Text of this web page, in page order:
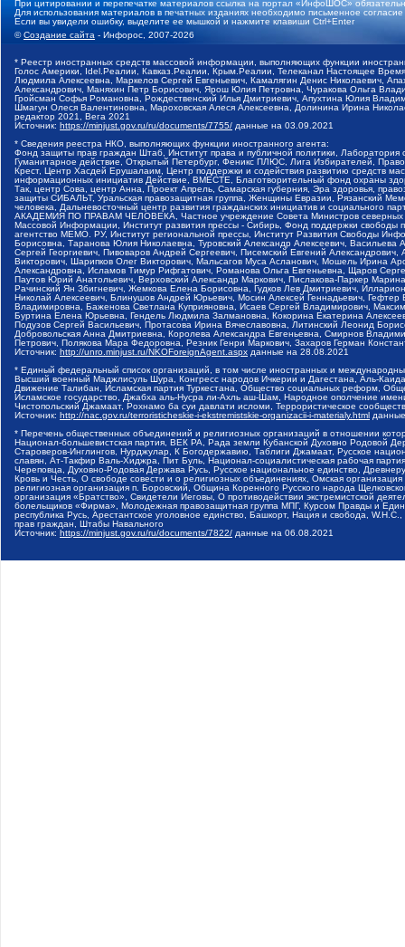
При цитировании и перепечатке материалов ссылка на портал «ИнфоШОС»
Для использования материалов в печатных изданиях необходимо письменное
Если вы увидели ошибку, выделите ее мышкой и нажмите клавиши Ctrl+Enter
©Создание сайта - Инфорос, 2007-2026
* Реестр иностранных средств массовой информации, выполняющих функции
Голос Америки, Idel.Реалии, Кавказ.Реалии, Крым.Реалии, Телеканал Настоящее
Людмила Алексеевна, Маркелов Сергей Евгеньевич, Камалягин Денис Николаевич,
Александрович, Маняхин Петр Борисович, Ярош Юлия Петровна, Чуракова Ольга
Гройсман Софья Романовна, Рождественский Илья Дмитриевич, Апухтина Юлия
Шмагун Олеся Валентиновна, Мароховская Алеся Алексеевна, Долинина Ирина
редактор 2021, Вега 2021
Источник: https://minjust.gov.ru/ru/documents/7755/ данные на 03.09.2021
* Сведения реестра НКО, выполняющих функции иностранного агента:
Фонд защиты прав граждан Штаб, Институт права и публичной политики,
Гуманитарное действие, Открытый Петербург, Феникс ПЛЮС, Лига Избирателей,
Крест, Центр Хасдей Ерушалаим, Центр поддержки и содействия развитию средств
информационных инициатив Действие, ВМЕСТЕ, Благотворительный фонд охраны
Так, центр Сова, центр Анна, Проект Апрель, Самарская губерния, Эра здоровья,
защиты СИБАЛЬТ, Уральская правозащитная группа, Женщины Евразии, Рязанский
человека, Дальневосточный центр развития гражданских инициатив и социального
АКАДЕМИЯ ПО ПРАВАМ ЧЕЛОВЕКА, Частное учреждение Совета Министров северных
Массовой Информации, Институт развития прессы - Сибирь, Фонд поддержки
агентство МЕМО. РУ, Институт региональной прессы, Институт Развития Свободы
Борисовна, Таранова Юлия Николаевна, Туровский Александр Алексеевич,
Сергей Георгиевич, Пивоваров Андрей Сергеевич, Писемский Евгений
Викторович, Шарипков Олег Викторович, Мальсагов Муса Асланович, Мошель Ирина
Александровна, Исламов Тимур Рифгатович, Романова Ольга Евгеньевна, Щаров
Паутов Юрий Анатольевич, Верховский Александр Маркович, Пислакова-Паркер
Рачинский Ян Збигневич, Жемкова Елена Борисовна, Гудков Лев Дмитриевич,
Николай Алексеевич, Блинушов Андрей Юрьевич, Мосин Алексей Геннадьевич,
Владимировна, Баженова Светлана Куприяновна, Исаев Сергей Владимирович,
Буртина Елена Юрьевна, Гендель Людмила Залмановна, Кокорина Екатерина
Подузов Сергей Васильевич, Протасова Ирина Вячеславовна, Литинский Леонид
Добровольская Анна Дмитриевна, Королева Александра Евгеньевна, Смирнов
Петрович, Полякова Мара Федоровна, Резник Генри Маркович, Захаров Герман
Источник: http://unro.minjust.ru/NKOForeignAgent.aspx данные на 28.08.2021
* Единый федеральный список организаций, в том числе иностранных и
Высший военный Маджлисуль Шура, Конгресс народов Ичкерии и Дагестана, Аль-
Движение Талибан, Исламская партия Туркестана, Общество социальных реформ,
Исламское государство, Джабха аль-Нусра ли-Ахль аш-Шам, Народное ополчение
Чистопольский Джамаат, Рохнамо ба суи давлати исломи, Террористическое
Источник: http://nac.gov.ru/terroristicheskie-i-ekstremistskie-organizacii-i-materialy.html
* Перечень общественных объединений и религиозных организаций в отношении
Национал-большевистская партия, ВЕК РА, Рада земли Кубанской Духовно Родовой
Староверов-Инглингов, Нурджулар, К Богодержавию, Таблиги Джамаат, Русское
славян, Ат-Такфир Валь-Хиджра, Пит Буль, Национал-социалистическая рабочая
Череповца, Духовно-Родовая Держава Русь, Русское национальное единство,
Кровь и Честь, О свободе совести и о религиозных объединениях, Омская
религиозная организация п. Боровский, Община Коренного Русского народа
организация «Братство», Свидетели Иеговы, О противодействии экстремистской
болельщиков «Фирма», Молодежная правозащитная группа МПГ, Курсом Правды и
республика Русь, Арестантское уголовное единство, Башкорт, Нация и свобода,
прав граждан, Штабы Навального
Источник: https://minjust.gov.ru/ru/documents/7822/ данные на 06.08.2021